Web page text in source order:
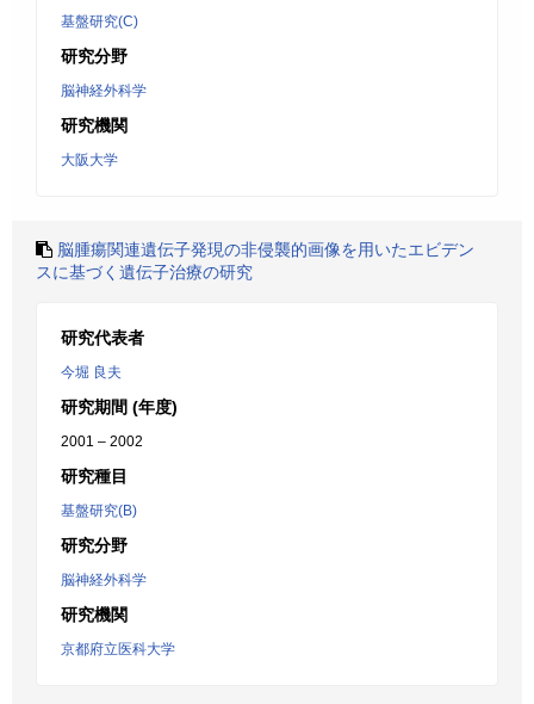
基盤研究(C)
研究分野
脳神経外科学
研究機関
大阪大学
脳腫瘍関連遺伝子発現の非侵襲的画像を用いたエビデン
スに基づく遺伝子治療の研究
研究代表者
今堀 良夫
研究期間 (年度)
2001 – 2002
研究種目
基盤研究(B)
研究分野
脳神経外科学
研究機関
京都府立医科大学